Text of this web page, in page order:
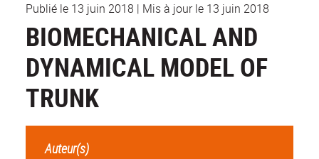
Publié le 13 juin 2018 | Mis à jour le 13 juin 2018
BIOMECHANICAL AND
DYNAMICAL MODEL OF
TRUNK
Auteur(s)